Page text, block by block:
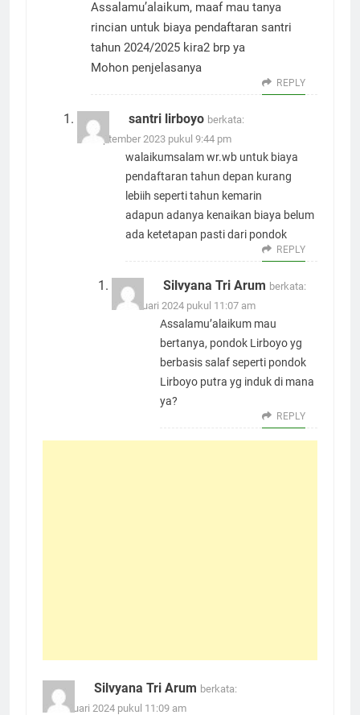
Assalamu’alaikum, maaf mau tanya
rincian untuk biaya pendaftaran santri
tahun 2024/2025 kira2 brp ya
Mohon penjelasanya
REPLY
santri lirboyo berkata:
19 September 2023 pukul 9:44 pm
walaikumsalam wr.wb untuk biaya
pendaftaran tahun depan kurang
lebiih seperti tahun kemarin
adapun adanya kenaikan biaya belum
ada ketetapan pasti dari pondok
REPLY
Silvyana Tri Arum berkata:
15 Januari 2024 pukul 11:07 am
Assalamu’alaikum mau
bertanya, pondok Lirboyo yg
berbasis salaf seperti pondok
Lirboyo putra yg induk di mana
ya?
REPLY
Silvyana Tri Arum berkata:
15 Januari 2024 pukul 11:09 am